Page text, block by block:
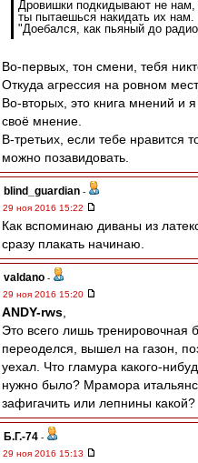
Дровишки подкидывают не
ты пытаешься накидать их нам.
"Доебался, как пьяный до
Во-первых, тон смени, тебя
Откуда агрессия на ровном
Во-вторых, это книга мнений и
своё мнение.
В-третьих, если тебе нравится
можно позавидовать.
blind_guardian -
29 ноя 2016 15:22
Как вспоминаю диваны из
сразу плакать начинаю.
valdano -
29 ноя 2016 15:20
ANDY-rws
Это всего лишь тренировочная
переоделся, вышел на газон,
уехал. Что гламура какого-
нужно было? Мрамора
зафигачить или лепнины какой?
Б.Г.-74 -
29 ноя 2016 15:13